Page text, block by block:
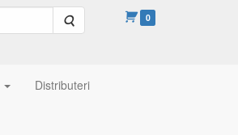
Pretraga 0
Distributeri